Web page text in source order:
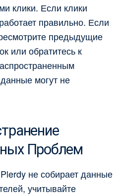
клики. Если клики
правильно. Если
предыдущие
или обратитесь к
могут не
Проблем
не собирает данные
учитывайте